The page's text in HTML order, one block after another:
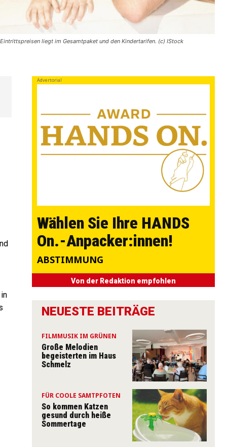
liegt im Gesamtpaket und den Kindertarifen. (c) IStock
Advertorial
Wählen Sie Ihre HANDS
On.-Anpacker:innen!
ABSTIMMUNG
Von der Redaktion empfohlen
NEUESTE BEITRÄGE
FILMMUSIK IM GRÜNEN
Große Melodien
begeisterten im Haus
Schmelz
FÜR COOLE SAMTPFOTEN
So kommen Katzen
gesund durch heiße
Sommertage